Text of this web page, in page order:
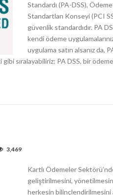
Standardı (PA-DSS),
Standartları Konseyi (PCI
güvenlik standardıdır. PA
kendi ödeme
uygulama satın alsanız da,
sıralayabiliriz: PA DSS, bir
3,469
Kartlı Ödemeler
geliştirilmesini,
herkesin bilinçlendirilmesini